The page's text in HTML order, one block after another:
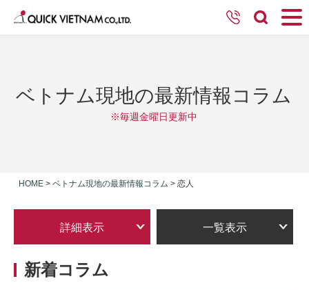
ベトナム現地の最新情報コラム
※毎週金曜日更新中
HOME > ベトナム現地の最新情報コラム > 恋人
詳細表示 一覧表示
新着コラム